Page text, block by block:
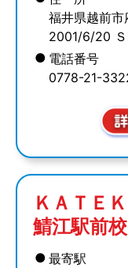
福井県越前市
2001/6/20
● 電話番号
0778-21-
ＫＡＴＥ
鯖江駅前校
● 最寄駅